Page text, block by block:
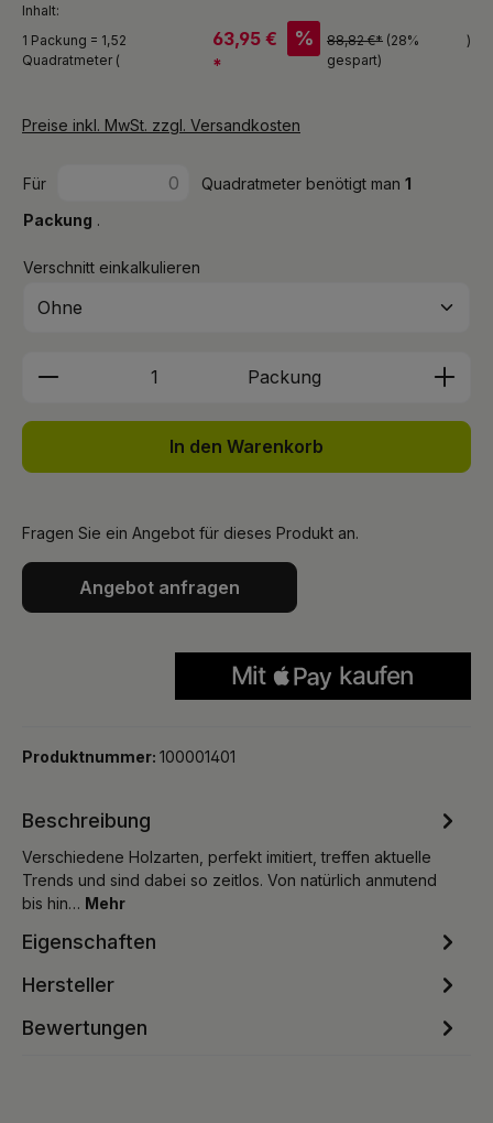
Inhalt:
1 Packung = 1,52
Quadratmeter (
63,95 €
*
% 88,82 €* (28%
gespart)
)
Preise inkl. MwSt. zzgl. Versandkosten
Für Quadratmeter benötigt man 1
Packung .
Verschnitt einkalkulieren
Produkt Anzahl: Gib den
Packung
In den Warenkorb
Fragen Sie ein Angebot für dieses Produkt an.
Angebot anfragen
Produktnummer: 100001401
Beschreibung
Verschiedene Holzarten, perfekt imitiert, treffen aktuelle
Trends und sind dabei so zeitlos. Von natürlich anmutend
bis hin… Mehr
Eigenschaften
Hersteller
Bewertungen